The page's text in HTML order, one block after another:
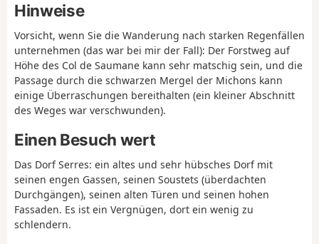
Hinweise
Vorsicht, wenn Sie die Wanderung nach starken Regenfällen
unternehmen (das war bei mir der Fall): Der Forstweg auf
Höhe des Col de Saumane kann sehr matschig sein, und die
Passage durch die schwarzen Mergel der Michons kann
einige Überraschungen bereithalten (ein kleiner Abschnitt
des Weges war verschwunden).
Einen Besuch wert
Das Dorf Serres: ein altes und sehr hübsches Dorf mit
seinen engen Gassen, seinen Soustets (überdachten
Durchgängen), seinen alten Türen und seinen hohen
Fassaden. Es ist ein Vergnügen, dort ein wenig zu
schlendern.